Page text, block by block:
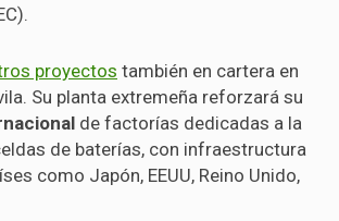
proyectos también en cartera en
Su planta extremeña reforzará su
de factorías dedicadas a la
de baterías, con infraestructura
como Japón, EEUU, Reino Unido,